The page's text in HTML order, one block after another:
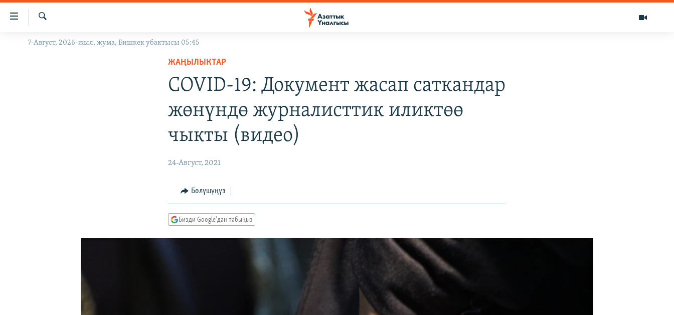
Линктер
Мазмунга
Навигацияга
ЖАҢЫЛЫКТАР
Издөө
7-Август, 2026-жыл, жума, Бишкек убактысы 05:45
ЖАҢЫЛЫКТАР
COVID-19: Документ жасап саткандар
жөнүндө журналисттик иликтөө
чыкты (видео)
24-Август, 2021
Бөлүшүңүз
Бизди Google'дан табыңыз